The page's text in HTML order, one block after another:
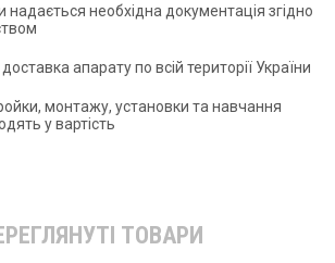
надається необхідна документація згідно
апарату по всій території України
монтажу, установки та навчання
у вартість
ТОВАРИ